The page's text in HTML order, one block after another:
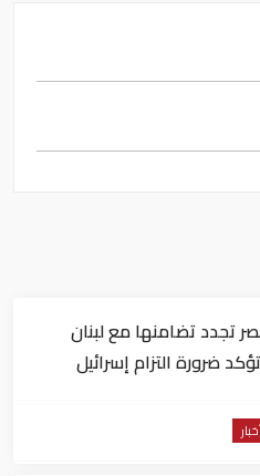
تجدد تضامنها مع لبنان
ضرورة التزام إسرائيل